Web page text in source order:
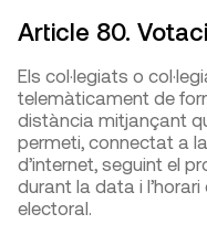
Article 80.
Els col·legiats o
telemàticament de
distància mitjançant
permeti, connectat a
d’internet, seguint el
durant la data i
electoral.